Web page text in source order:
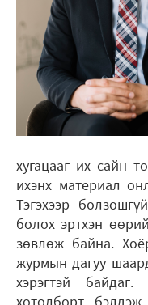
хугацааг их сайн
ихэнх материал
Тэгэхээр
болох эртхэн
зөвлөж байна.
журмын дагуу
хэрэгтэй байдаг.
хөтөлбөрт